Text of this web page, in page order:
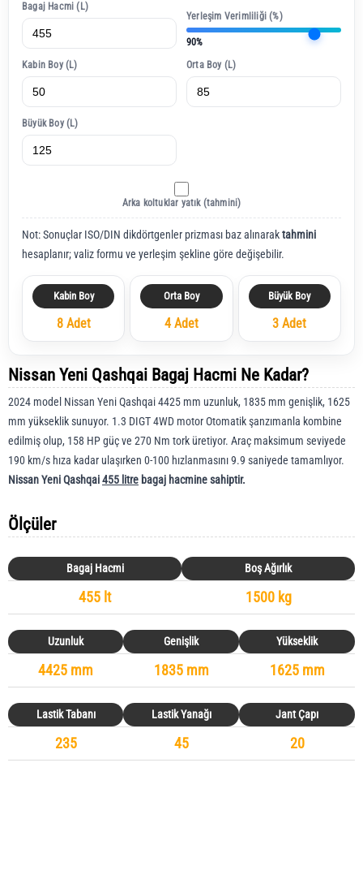
Bagaj Hacmi (L)
Yerleşim Verimliliği (%)
90%
Kabin Boy (L)
Orta Boy (L)
Büyük Boy (L)
Arka koltuklar yatık (tahmini)
Not: Sonuçlar ISO/DIN dikdörtgenler prizması baz alınaraktahmini
hesaplanır; valiz formu ve yerleşim şekline göre değişebilir.
Kabin Boy
8 Adet
Orta Boy
4 Adet
Büyük Boy
3 Adet
Nissan Yeni Qashqai Bagaj Hacmi Ne Kadar?
2024 model Nissan Yeni Qashqai 4425 mm uzunluk, 1835 mm genişlik, 1625
mm yükseklik sunuyor. 1.3 DIGT 4WD motor Otomatik şanzımanla kombine
edilmiş olup, 158 HP güç ve 270 Nm tork üretiyor. Araç maksimum seviyede
190 km/s hıza kadar ulaşırken 0-100 hızlanmasını 9.9 saniyede tamamlıyor.
Nissan Yeni Qashqai455 litre bagaj hacmine sahiptir.
Ölçüler
Bagaj Hacmi Boş Ağırlık
455 lt 1500 kg
Uzunluk Genişlik Yükseklik
4425 mm 1835 mm 1625 mm
Lastik Tabanı Lastik Yanağı Jant Çapı
235 45 20